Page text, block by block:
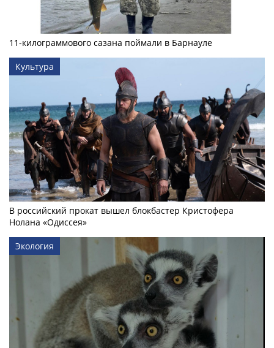
11-килограммового сазана поймали в Барнауле
Культура
В российский прокат вышел блокбастер Кристофера
Нолана «Одиссея»
Экология